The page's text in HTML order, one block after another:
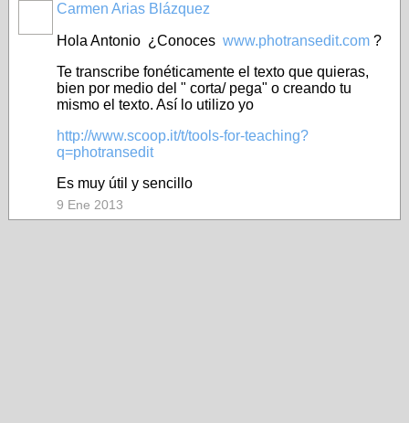
Carmen Arias Blázquez
Hola Antonio ¿Conoces www.photransedit.com ?
Te transcribe fonéticamente el texto que quieras,
bien por medio del " corta/ pega" o creando tu
mismo el texto. Así lo utilizo yo
http://www.scoop.it/t/tools-for-teaching?
q=photransedit
Es muy útil y sencillo
9 Ene 2013